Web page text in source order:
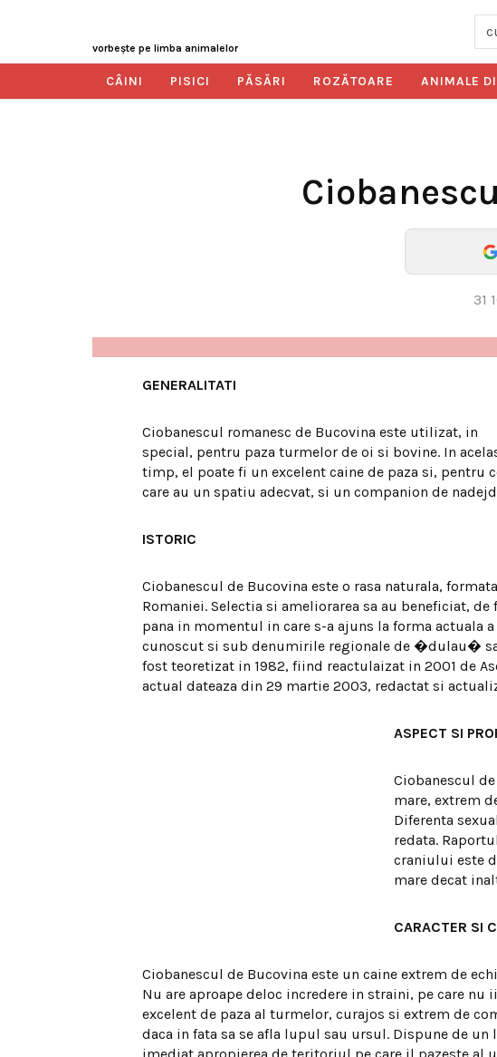
vorbeşte pe limba animalelor
CÂINI PISICI PĂSĂRI ROZĂTOARE ANIMALE
31
GENERALITATI
Ciobanescul romanesc de Bucovina este utilizat, in
special, pentru paza turmelor de oi si bovine. In
timp, el poate fi un excelent caine de paza si, pentru
care au un spatiu adecvat, si un companion de
ISTORIC
Ciobanescul de Bucovina este o rasa naturala,
Romaniei. Selectia si ameliorarea sa au beneficiat,
pana in momentul in care s-a ajuns la forma actuala
cunoscut si sub denumirile regionale de �dulau�
fost teoretizat in 1982, fiind reactulaizat in 2001 de
actual dateaza din 29 martie 2003, redactat si
ASPECT SI
Ciobanescul
mare, extrem
Diferenta
redata.
craniului este
mare decat
CARACTER SI
Ciobanescul de Bucovina este un caine extrem de
Nu are aproape deloc incredere in straini, pe care nu
excelent de paza al turmelor, curajos si extrem de
daca in fata sa se afla lupul sau ursul. Dispune de